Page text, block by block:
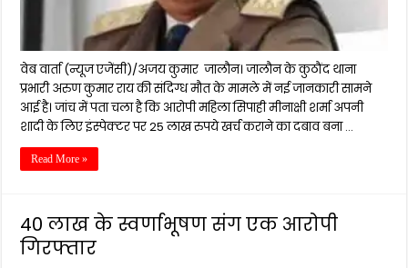
वेब वार्ता (न्यूज एजेंसी)/अजय कुमार जालौन। जालौन के कुठौंद थाना
प्रभारी अरुण कुमार राय की संदिग्ध मौत के मामले में नई जानकारी सामने
आई है। जांच में पता चला है कि आरोपी महिला सिपाही मीनाक्षी शर्मा अपनी
शादी के लिए इंस्पेक्टर पर 25 लाख रुपये खर्च कराने का दबाव बना …
Read More »
40 लाख के स्वर्णाभूषण संग एक आरोपी
गिरफ्तार